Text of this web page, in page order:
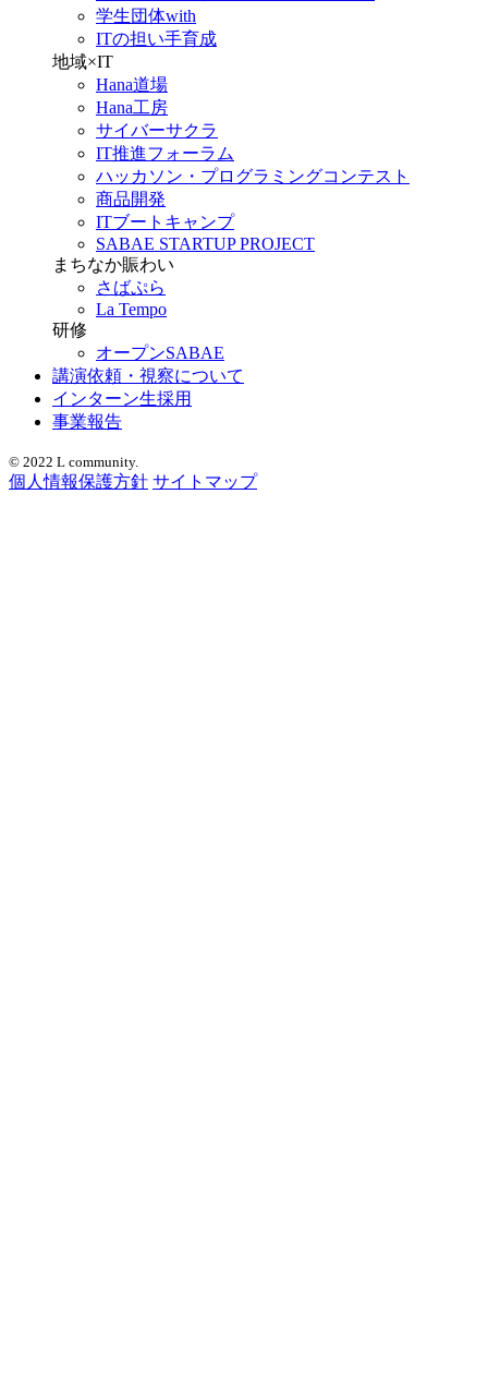
学生団体with
ITの担い手育成
地域×IT
Hana道場
Hana工房
サイバーサクラ
IT推進フォーラム
ハッカソン・プログラミングコンテスト
商品開発
ITブートキャンプ
SABAE STARTUP PROJECT
まちなか賑わい
さばぷら
La Tempo
研修
オープンSABAE
講演依頼・視察について
インターン生採用
事業報告
© 2022 L community.
個人情報保護方針 サイトマップ